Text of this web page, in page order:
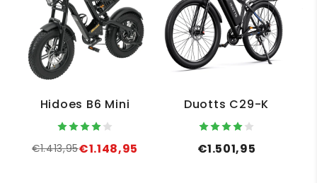
Hidoes B6 Mini
€1.413,95€1.148,95
Duotts C29-K
€1.501,95